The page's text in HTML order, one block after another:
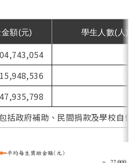
額(元) 學生人數(人)
括政府補助、民間捐款及學校自付